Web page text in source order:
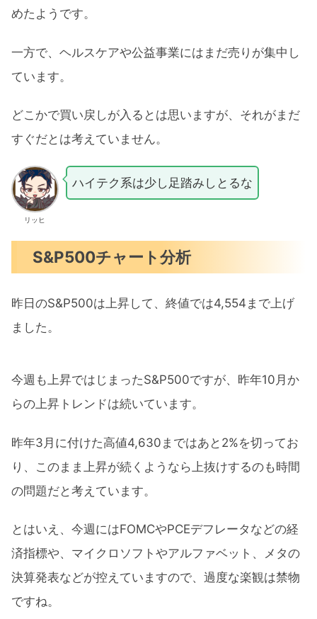
めたようです。
一方で、ヘルスケアや公益事業にはまだ売りが集中し
ています。
どこかで買い戻しが入るとは思いますが、それがまだ
すぐだとは考えていません。
リッヒ
ハイテク系は少し足踏みしとるな
S&P500チャート分析
昨日のS&P500は上昇して、終値では4,554まで上げ
ました。
今週も上昇ではじまったS&P500ですが、昨年10月か
らの上昇トレンドは続いています。
昨年3月に付けた高値4,630まではあと2%を切ってお
り、このまま上昇が続くようなら上抜けするのも時間
の問題だと考えています。
とはいえ、今週にはFOMCやPCEデフレータなどの経
済指標や、マイクロソフトやアルファベット、メタの
決算発表などが控えていますので、過度な楽観は禁物
ですね。